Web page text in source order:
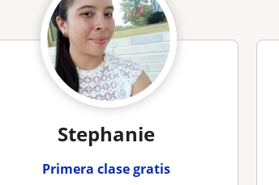
Stephanie
Primera clase gratis